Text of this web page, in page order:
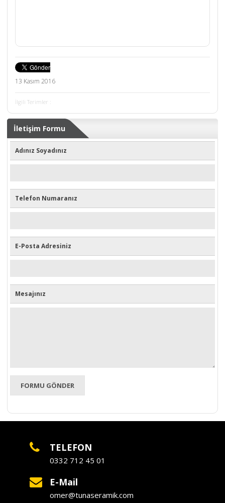
13 Kasım 2016
İlgili Terimler :
İletişim Formu
Adınız Soyadınız
Telefon Numaranız
E-Posta Adresiniz
Mesajınız
TELEFON
0332 712 45 01
E-Mail
omer@tunaseramik.com